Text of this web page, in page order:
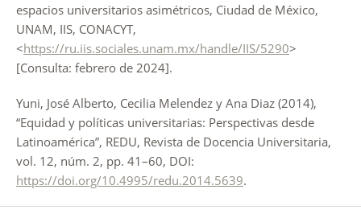
espacios universitarios asimétricos, Ciudad de México,
UNAM, IIS, CONACYT,
<https://ru.iis.sociales.unam.mx/handle/IIS/5290>
[Consulta: febrero de 2024].
Yuni, José Alberto, Cecilia Melendez y Ana Diaz (2014),
“Equidad y políticas universitarias: Perspectivas desde
Latinoamérica”, REDU, Revista de Docencia Universitaria,
vol. 12, núm. 2, pp. 41–60, DOI:
https://doi.org/10.4995/redu.2014.5639.